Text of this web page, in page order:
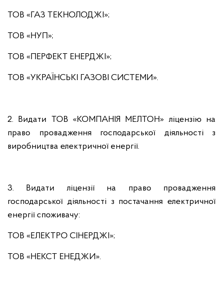
ТОВ «ГАЗ ТЕКНОЛОДЖІ»;
ТОВ «НУП»;
ТОВ «ПЕРФЕКТ ЕНЕРДЖІ»;
ТОВ «УКРАЇНСЬКІ ГАЗОВІ СИСТЕМИ».
2. Видати ТОВ «КОМПАНІЯ МЕЛТОН» ліцензію на
право провадження господарської діяльності з
виробництва електричної енергії.
3. Видати ліцензії на право провадження
господарської діяльності з постачання електричної
енергії споживачу:
ТОВ «ЕЛЕКТРО СІНЕРДЖІ»;
ТОВ «НЕКСТ ЕНЕДЖИ».